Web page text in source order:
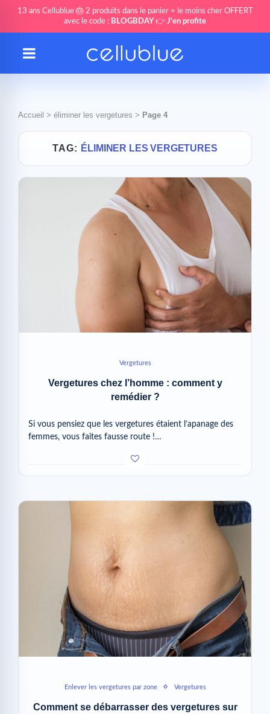
13 ans Cellublue 🎂 2 produits dans le panier = le moins cher OFFERT
avec le code : BLOGBDAY 👉 J'en profite
Accueil > éliminer les vergetures > Page 4
TAG: ÉLIMINER LES VERGETURES
Vergetures
Vergetures chez l’homme : comment y
remédier ?
Si vous pensiez que les vergetures étaient l’apanage des
femmes, vous faites fausse route !…
Enlever les vergetures par zone Vergetures
Comment se débarrasser des vergetures sur